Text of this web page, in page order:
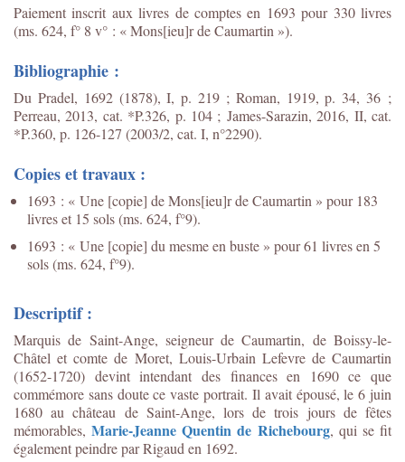
Paiement inscrit aux livres de comptes en 1693 pour 330 livres
(ms. 624, f° 8 v° : « Mons[ieu]r de Caumartin »).
Bibliographie :
Du Pradel, 1692 (1878), I, p. 219 ; Roman, 1919, p. 34, 36 ;
Perreau, 2013, cat. *P.326, p. 104 ; James-Sarazin, 2016, II, cat.
*P.360, p. 126-127 (2003/2, cat. I, n°2290).
Copies et travaux :
1693 : « Une [copie] de Mons[ieu]r de Caumartin » pour 183
livres et 15 sols (ms. 624, f°9).
1693 : « Une [copie] du mesme en buste » pour 61 livres en 5
sols (ms. 624, f°9).
Descriptif :
Marquis de Saint-Ange, seigneur de Caumartin, de Boissy-le-
Châtel et comte de Moret, Louis-Urbain Lefevre de Caumartin
(1652-1720) devint intendant des finances en 1690 ce que
commémore sans doute ce vaste portrait. Il avait épousé, le 6 juin
1680 au château de Saint-Ange, lors de trois jours de fêtes
mémorables,Marie-Jeanne Quentin de Richebourg, qui se fit
également peindre par Rigaud en 1692.